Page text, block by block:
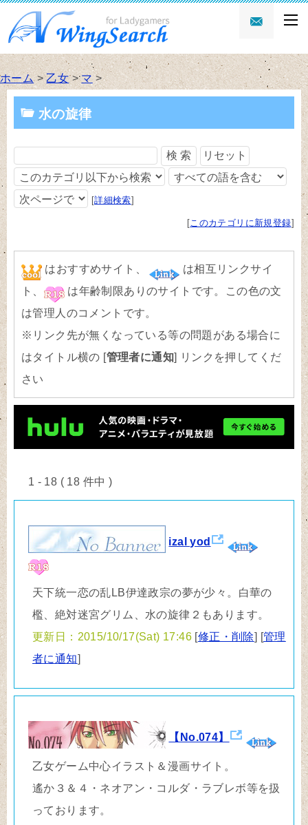
ホーム>乙女>マ >
水の旋律
[詳細検索]
[ このカテゴリに新規登録]
はおすすめサイト、
は相互リンクサイ
ト、
は年齢制限ありのサイトです。 この色の文
は管理人のコメントです。
※リンク先が無くなっている等の問題がある場合に
はタイトル横の [管理者に通知] リンクを押してくだ
さい
1 - 18 ( 18 件中 )
izal yod
天下統一恋の乱LB伊達政宗の夢が少々。白華の
檻、絶対迷宮グリム、水の旋律２もあります。
更新日：2015/10/17(Sat) 17:46 [修正・削除] [管理
者に通知]
【No.074】
乙女ゲーム中心イラスト＆漫画サイト。
遙か３＆４・ネオアン・コルダ・ラブレボ等を扱
っております。